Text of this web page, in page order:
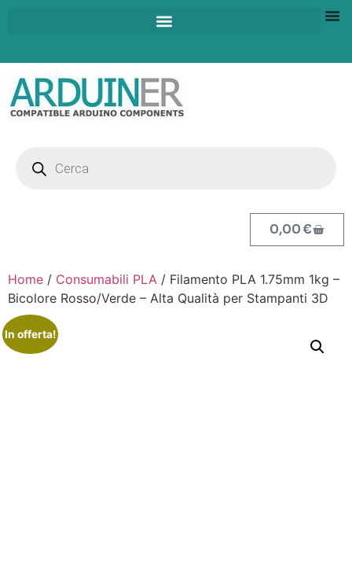
0,00€
Home / Consumabili PLA / Filamento PLA 1.75mm 1kg –
Bicolore Rosso/Verde – Alta Qualità per Stampanti 3D
In offerta!